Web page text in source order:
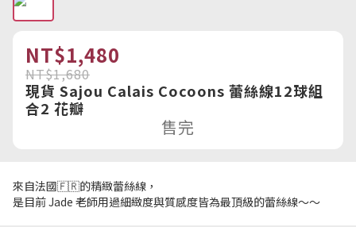
NT$1,480
NT$1,680
現貨 Sajou Calais Cocoons 蕾絲線12球組
合2 花瓣
售完
來自法國🇫🇷的精緻蕾絲線，
是目前 Jade 老師用過細緻度與質感度皆為最頂級的蕾絲線～～